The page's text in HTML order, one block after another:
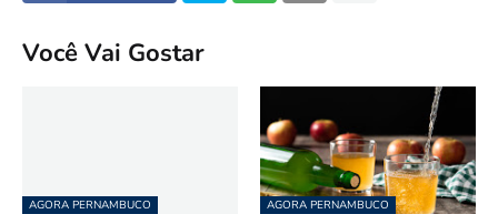
Você Vai Gostar
AGORA PERNAMBUCO AGORA PERNAMBUCO